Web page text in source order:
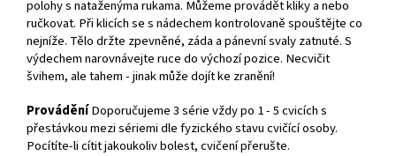
polohy s nataženýma rukama. Můžeme provádět kliky a nebo
ručkovat. Při klicích se s nádechem kontrolovaně spouštějte co
nejníže. Tělo držte zpevněné, záda a pánevní svaly zatnuté. S
výdechem narovnávejte ruce do výchozí pozice. Necvičit
švihem, ale tahem - jinak může dojít ke zranění!
ProváděníDoporučujeme 3 série vždy po 1 - 5 cvicích s
přestávkou mezi sériemi dle fyzického stavu cvičící osoby.
Pocítíte-li cítit jakoukoliv bolest, cvičení přerušte.